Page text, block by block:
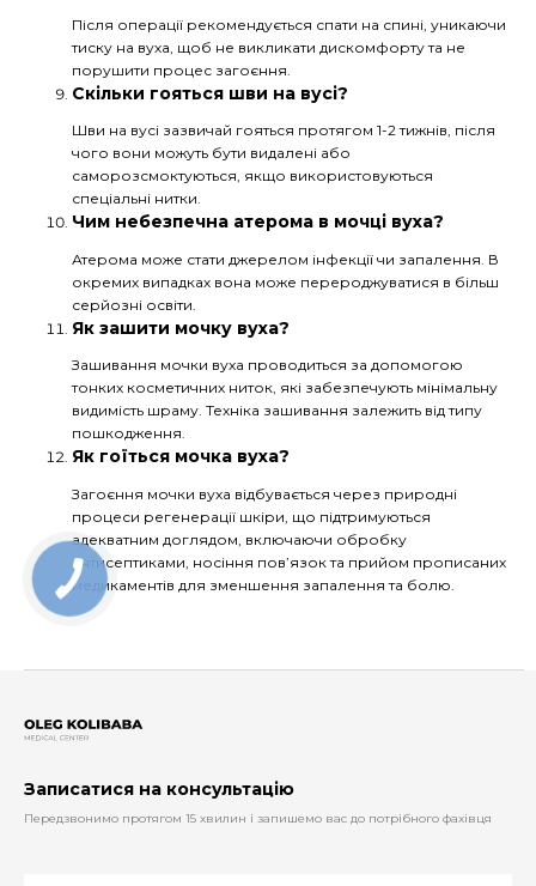
Після операції рекомендується спати на спині, уникаючи
тиску на вуха, щоб не викликати дискомфорту та не
порушити процес загоєння.
Скільки гояться шви на вусі?
Шви на вусі зазвичай гояться протягом 1-2 тижнів, після
чого вони можуть бути видалені або
саморозсмоктуються, якщо використовуються
спеціальні нитки.
Чим небезпечна атерома в мочці вуха?
Атерома може стати джерелом інфекції чи запалення. В
окремих випадках вона може перероджуватися в більш
серйозні освіти.
Як зашити мочку вуха?
Зашивання мочки вуха проводиться за допомогою
тонких косметичних ниток, які забезпечують мінімальну
видимість шраму. Техніка зашивання залежить від типу
пошкодження.
Як гоїться мочка вуха?
Загоєння мочки вуха відбувається через природні
процеси регенерації шкіри, що підтримуються
адекватним доглядом, включаючи обробку
антисептиками, носіння пов’язок та прийом прописаних
медикаментів для зменшення запалення та болю.
Записатися на консультацію
Передзвонимо протягом 15 хвилин і запишемо вас до потрібного фахівця